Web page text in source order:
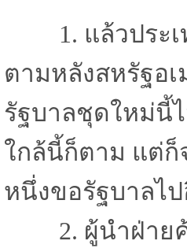
1. แล้วประ
ตามหลังสหรัฐอ
รัฐบาลชุดใหม่นี้
ใกล้นี้ก็ตาม แต่ก็
หนึ่งขอรัฐบาลไ
2. ผู้นำฝ่าย